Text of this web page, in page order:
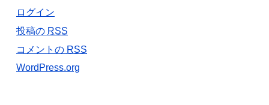
ログイン
投稿の RSS
コメントの RSS
WordPress.org